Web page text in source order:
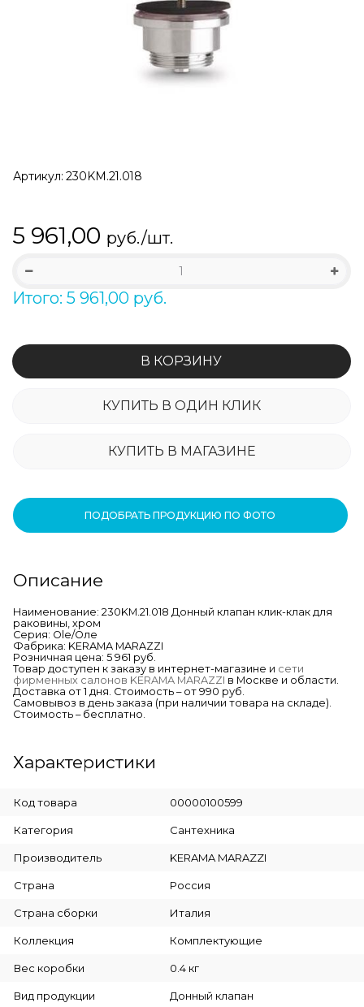
Артикул: 230KM.21.018
5 961,00 руб./шт.
Итого: 5 961,00 руб.
В КОРЗИНУ
КУПИТЬ В ОДИН КЛИК
КУПИТЬ В МАГАЗИНЕ
ПОДОБРАТЬ ПРОДУКЦИЮ ПО ФОТО
Описание
Наименование: 230KM.21.018 Донный клапан клик-клак для
раковины, хром
Серия: Ole/Оле
Фабрика: KERAMA MARAZZI
Розничная цена: 5 961 руб.
Товар доступен к заказу в интернет-магазине и сети
фирменных салонов KERAMA MARAZZI в Москве и области.
Доставка от 1 дня. Стоимость – от 990 руб.
Самовывоз в день заказа (при наличии товара на складе).
Стоимость – бесплатно.
Характеристики
Код товара 00000100599
Категория Сантехника
Производитель KERAMA MARAZZI
Страна Россия
Страна сборки Италия
Коллекция Комплектующие
Вес коробки 0.4 кг
Вид продукции Донный клапан